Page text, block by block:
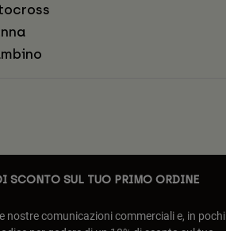
SCONTO SUL TUO PRIMO ORDINE
nostre comunicazioni commerciali e, in pochi